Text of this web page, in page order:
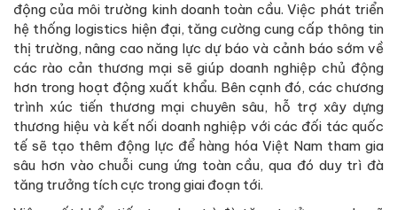
động của môi trường kinh doanh toàn cầu. Việc phát triển
hệ thống logistics hiện đại, tăng cường cung cấp thông tin
thị trường, nâng cao năng lực dự báo và cảnh báo sớm về
các rào cản thương mại sẽ giúp doanh nghiệp chủ động
hơn trong hoạt động xuất khẩu. Bên cạnh đó, các chương
trình xúc tiến thương mại chuyên sâu, hỗ trợ xây dựng
thương hiệu và kết nối doanh nghiệp với các đối tác quốc
tế sẽ tạo thêm động lực để hàng hóa Việt Nam tham gia
sâu hơn vào chuỗi cung ứng toàn cầu, qua đó duy trì đà
tăng trưởng tích cực trong giai đoạn tới.